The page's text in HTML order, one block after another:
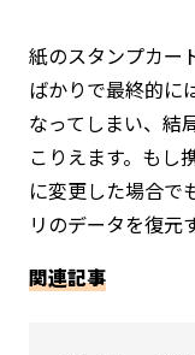
紙のスタンプカー
ばかりで最終的に
なってしまい、結
こりえます。もし
に変更した場合で
リのデータを復元
関連記事